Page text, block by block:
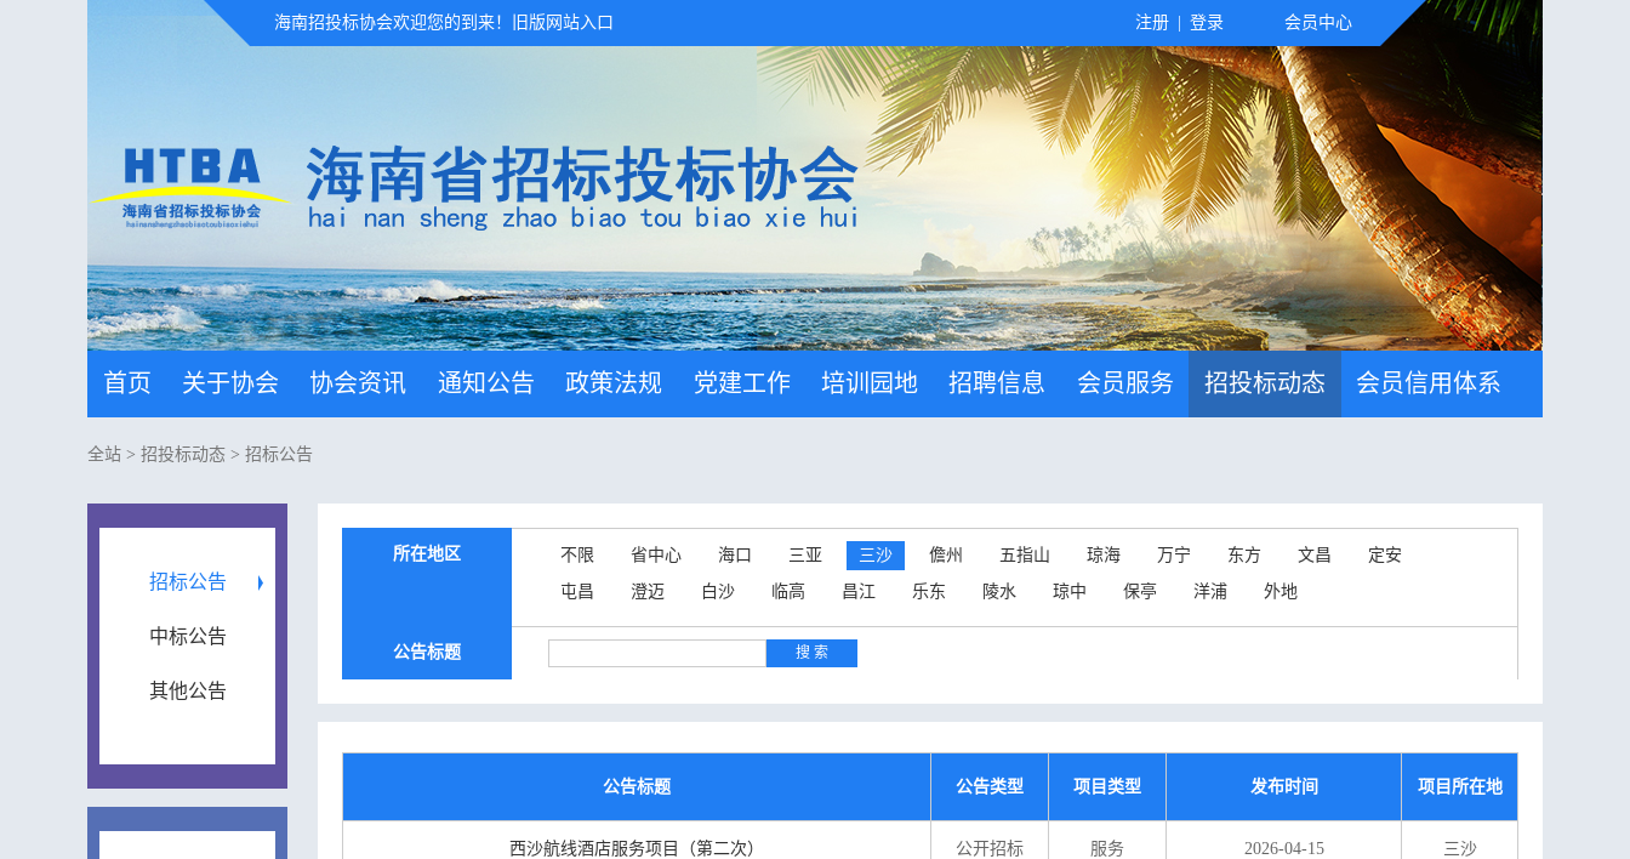
海南招投标协会欢迎您的到来！ 旧版网站入口 注册 登录 会员中心
首页 关于协会 协会资讯 通知公告 政策法规 党建工作 培训园地 招聘信息 会员服务 招投标动态 会员信用体系
全站 > 招投标动态 > 招标公告
招标公告
中标公告
其他公告
所在地区 不限 省中心 海口 三亚 三沙 儋州 五指山 琼海 万宁 东方 文昌
定安
屯昌
澄迈 白沙 临高 昌江 乐东 陵水 琼中 保亭 洋浦 外地
公告标题
公告标题 公告类型 项目类型 发布时间 项目所在地
西沙航线酒店服务项目（第二次） 公开招标 服务 2026-04-15 三沙